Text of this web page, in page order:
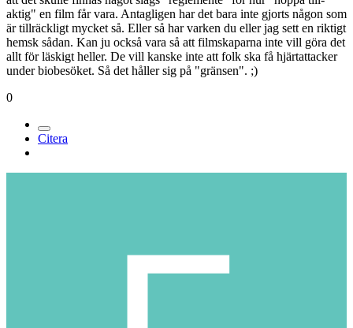
aktig" en film får vara. Antagligen har det bara inte gjorts någon som
är tillräckligt mycket så. Eller så har varken du eller jag sett en riktigt
hemsk sådan. Kan ju också vara så att filmskaparna inte vill göra det
allt för läskigt heller. De vill kanske inte att folk ska få hjärtattacker
under biobesöket. Så det håller sig på "gränsen". ;)
0
Citera